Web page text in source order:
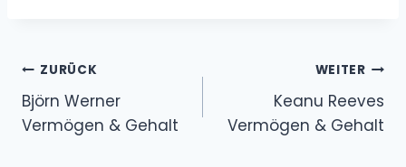
Beitragsnavigation
ZURÜCK
Björn Werner
Vermögen & Gehalt
WEITER
Keanu Reeves
Vermögen & Gehalt